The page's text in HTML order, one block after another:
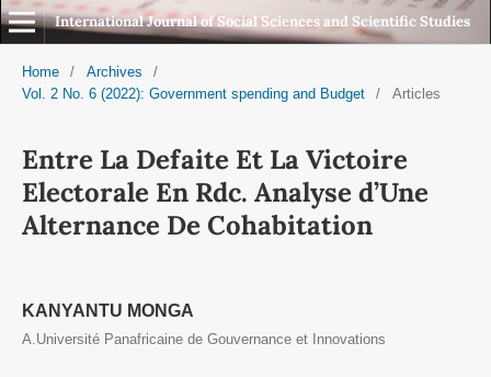
International Journal of Social Sciences and Scientific Studies
Home / Archives
/
Vol. 2 No. 6 (2022): Government spending and Budget
/ Articles
Entre La Defaite Et La Victoire
Electorale En Rdc. Analyse d’Une
Alternance De Cohabitation
KANYANTU MONGA
A.Université Panafricaine de Gouvernance et Innovations